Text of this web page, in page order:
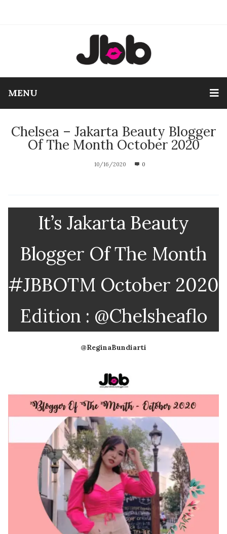
MENU
Chelsea – Jakarta Beauty Blogger
Of The Month October 2020
10/16/2020 0
It’s Jakarta Beauty
Blogger Of The Month
#JBBOTM October 2020
Edition : @Chelsheaflo
@ReginaBundiarti